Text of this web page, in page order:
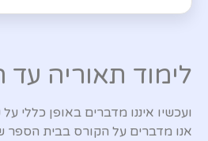
לימוד תאוריה
ועכשיו איננו מדברים באופן כללי
אנו מדברים על הקורס בבית הספר